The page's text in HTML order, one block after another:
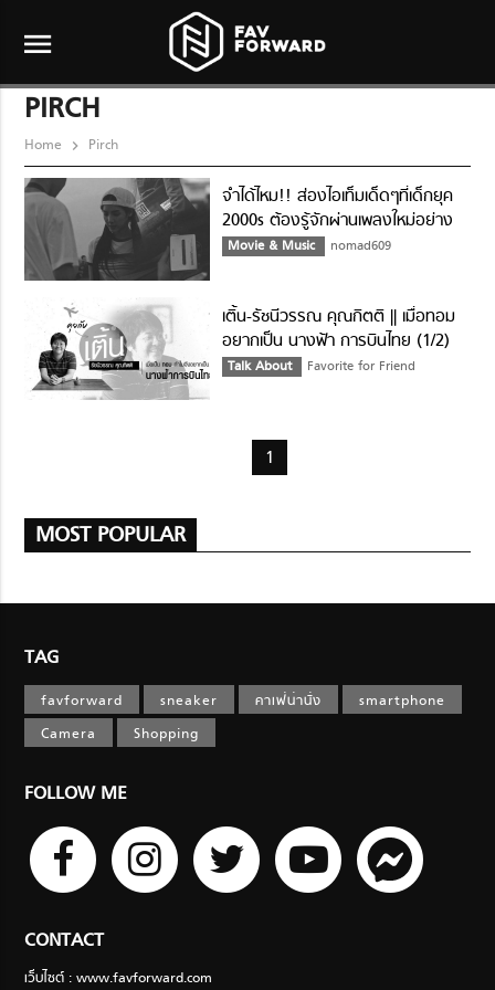
menu
PIRCH
Home Pirch
จำได้ไหม!! ส่องไอเท็มเด็ดๆที่เด็กยุค
2000s ต้องรู้จักผ่านเพลงใหม่อย่าง
MSN
Movie & Music nomad609
เติ้น-รัชนีวรรณ คุณกิตติ || เมื่อทอม
อยากเป็น นางฟ้า การบินไทย (1/2)
Talk About Favorite for Friend
1
MOST POPULAR
TAG
favforward sneaker คาเฟ่น่านั่ง
smartphone
Camera
Shopping
FOLLOW ME
CONTACT
เว็บไซต์ : www.favforward.com